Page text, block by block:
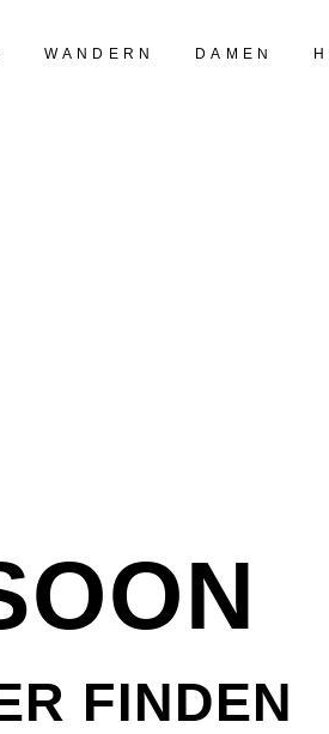
WANDERN DAMEN
FINDEN